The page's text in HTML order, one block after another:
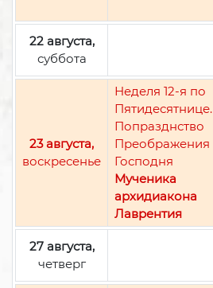
22 августа,
суббота
23 августа,
воскресенье
Неделя 12-я по
Пятидесятнице.
Попразднство
Преображения
Господня
Мученика
архидиакона
Лаврентия
27 августа,
четверг